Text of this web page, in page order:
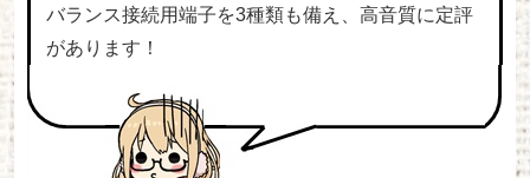
バランス接続用端子を3種類も備え、高音質に定評
があります！